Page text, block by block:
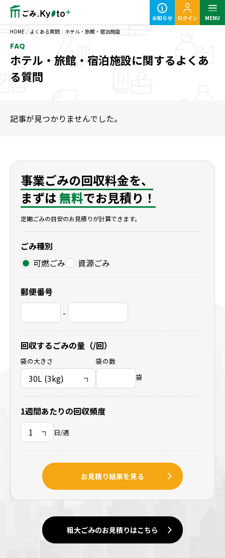
粗大ごみ回収のご利用の流れ
事業ごみの基本知識
業種別事業ごみの捨て方
地域別事業ごみの捨て方
お知らせ ログイン
MENU
HOME / よくある質問 / ホテル・旅館・宿泊施設
FAQ
ホテル・旅館・宿泊施設に関するよくあ
る質問
記事が見つかりませんでした。
事業ごみの回収料金を、
まずは無料でお見積り！
定期ごみの目安のお見積りが計算できます。
ごみ種別
可燃ごみ
資源ごみ
郵便番号
-
回収するごみの量（/回）
袋の大きさ
袋の数
袋
1週間あたりの回収頻度
日/週
お見積り結果を見る
粗大ごみのお見積りはこちら